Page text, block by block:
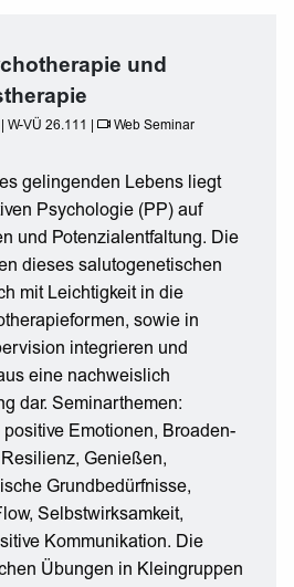
und
W-VÜ 26.111 | Web Seminar
gelingenden Lebens liegt
Psychologie (PP) auf
und Potenzialentfaltung. Die
dieses salutogenetischen
mit Leichtigkeit in die
sowie in
integrieren und
eine nachweislich
dar. Seminarthemen:
Emotionen, Broaden-
Genießen,
Grundbedürfnisse,
Selbstwirksamkeit,
Kommunikation. Die
Übungen in Kleingruppen